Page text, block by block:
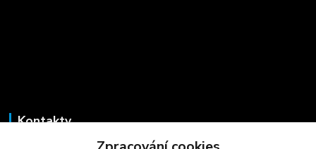
Kontakty